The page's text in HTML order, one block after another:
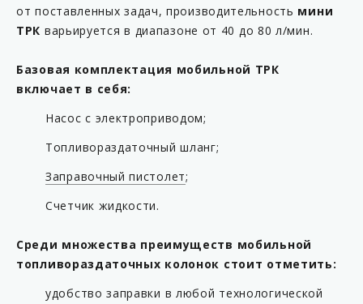
от поставленных задач, производительность мини
ТРК варьируется в диапазоне от 40 до 80 л/мин.
Базовая комплектация мобильной ТРК
включает в себя:
Насос с электроприводом;
Топливораздаточный шланг;
Заправочный пистолет;
Счетчик жидкости.
Среди множества преимуществ мобильной
топливораздаточных колонок стоит отметить:
удобство заправки в любой технологической